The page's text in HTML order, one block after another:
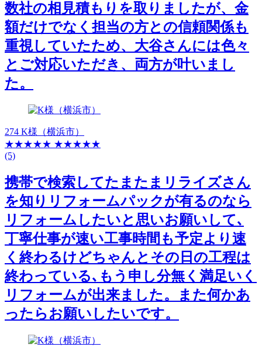
数社の相見積もりを取りましたが、金
額だけでなく担当の方との信頼関係も
重視していたため、大谷さんには色々
とご対応いただき、両方が叶いまし
た。
274 K様（横浜市）
★★★★★ ★★★★★
(5)
携帯で検索してたまたまリライズさん
を知りリフォームパックが有るのなら
リフォームしたいと思いお願いして､
丁寧仕事が速い工事時間も予定より速
く終わるけどちゃんとその日の工程は
終わっている､もう申し分無く満足いく
リフォームが出来ました。また何かあ
ったらお願いしたいです。